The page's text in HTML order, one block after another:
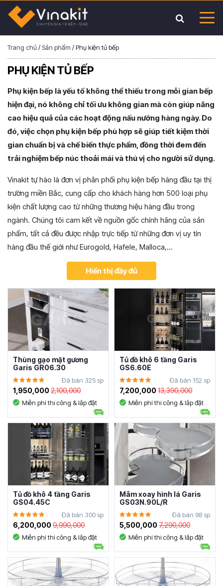
Trang chủ/Sản phẩm /Phụ kiện tủ bếp
PHỤ KIỆN TỦ BẾP
Phụ kiện bếp là yếu tố không thể thiếu trong mỗi gian bếp
hiện đại, nó không chỉ tối ưu không gian mà còn giúp nâng
cao hiệu quả của các hoạt động nấu nướng hàng ngày. Do
đó, việc chọn phụ kiện bếp phù hợp sẽ giúp tiết kiệm thời
gian chuẩn bị và chế biến thực phẩm, đồng thời đem đến
trải nghiệm bếp núc thoải mái và thú vị cho người sử dụng.
Vinakit tự hào là đơn vị phân phối phụ kiện bếp hàng đầu tại thị
trường miền Bắc, cung cấp cho khách hàng hơn 500 loại phụ
kiện chất lượng cao từ những thương hiệu hàng đầu trong
ngành. Chúng tôi cam kết về nguồn gốc chính hãng của sản
phẩm, tất cả đều được nhập trực tiếp từ những đơn vị uy tín
hàng đầu thế giới như Eurogold, Hafele, Malloca,...
Hiển thị đầy đủ
Thùng gạo mặt gương
Garis GR06.30
Đã bán 325 sp
1,950,0002,100,000
Miễn phí thi công & lắp đặt
Tủ đồ khô 6 tầng Garis
GS6.60E
Đã bán 152 sp
7,200,00013,390,000
Miễn phí thi công & lắp đặt
Tủ đồ khô 4 tầng Garis
GS04.45C
Đã bán 300 sp
6,200,0009,990,000
Miễn phí thi công & lắp đặt
Mâm xoay hình lá Garis
GS03N.90L/R
Đã bán 98 sp
5,500,0007,290,000
Miễn phí thi công & lắp đặt